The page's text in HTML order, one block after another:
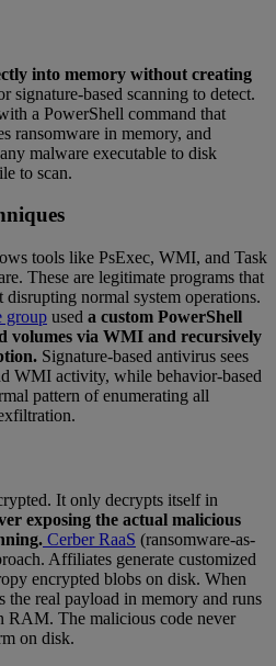
into memory without creating
signature-based scanning to detect.
a PowerShell command that
ransomware in memory, and
malware executable to disk
to scan.
tools like PsExec, WMI, and Task
These are legitimate programs that
normal system operations.
group used a custom PowerShell
volumes via WMI and recursively
Signature-based antivirus sees
WMI activity, while behavior-based
pattern of enumerating all
It only decrypts itself in
exposing the actual malicious
Cerber RaaS (ransomware-as-
Affiliates generate customized
encrypted blobs on disk. When
the real payload in memory and runs
RAM. The malicious code never
on disk.